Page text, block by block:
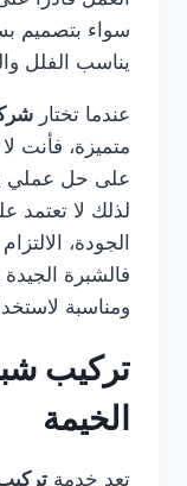
سواء بتصميم
يناسب الفلل
عندما تختار
متميزة،
على حل عملي
لذلك لا
الجودة،
فالشبرة
ومناسبة
تركيب
الخيمة
تعد خدمة